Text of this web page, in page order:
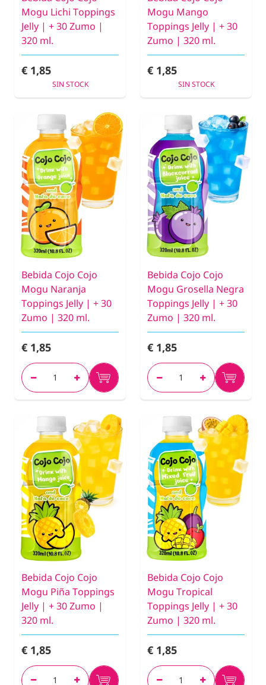
Mogu Lichi Toppings
Jelly | + 30 Zumo |
320 ml.
€ 1,85
SIN STOCK
Mogu Mango
Toppings Jelly | + 30
Zumo | 320 ml.
€ 1,85
SIN STOCK
Bebida Cojo Cojo
Mogu Naranja
Toppings Jelly | + 30
Zumo | 320 ml.
€ 1,85
Bebida Cojo Cojo
Mogu Grosella Negra
Toppings Jelly | + 30
Zumo | 320 ml.
€ 1,85
Bebida Cojo Cojo
Mogu Piña Toppings
Jelly | + 30 Zumo |
320 ml.
€ 1,85
Bebida Cojo Cojo
Mogu Tropical
Toppings Jelly | + 30
Zumo | 320 ml.
€ 1,85